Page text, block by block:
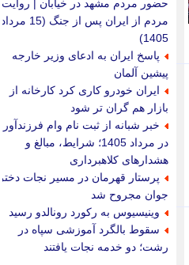
حضور مردم مشهد در خیابان | روایت
مردم از ایران پس از جنگ (15 مرداد
1405)
پاسخ ایران به ادعای وزیر خارجه
پیشین آلمان
ایران خودرو کاری کرد کارخانه از
بازار هم گران تر شود
خبر شبانه از ثبت نام وام فرزندآوری
در مرداد 1405؛ شرایط، مبالغ و
هشدارهای کلاهبرداری
پرستار قهرمان در مسیر نجات دختر
جوان مجروح شد
وینیسیوس به رکورد رونالدو رسید
سقوط بالگرد آموزشی سپاه در
رشت؛ دو خدمه نجات یافتند